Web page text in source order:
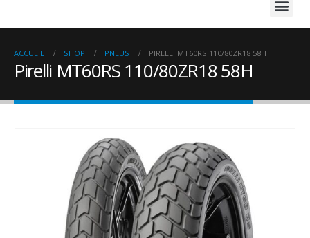
ACCUEIL SHOP PNEUS PIRELLI MT60RS 110/80ZR18 58H
Pirelli MT60RS 110/80ZR18 58H